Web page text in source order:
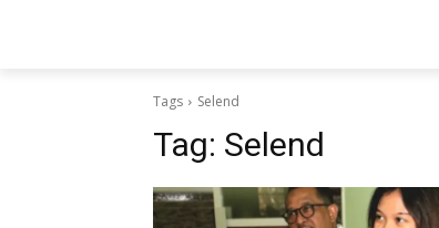
Tags Selend
Tag: Selend